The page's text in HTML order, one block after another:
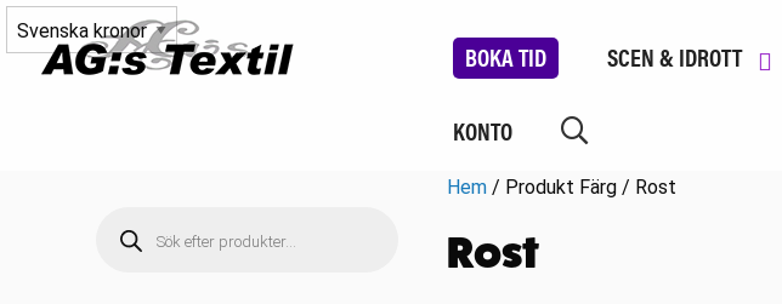
BOKA TID SCEN & IDROTT
KONTO
Hem/ Produkt Färg / Rost
Rost